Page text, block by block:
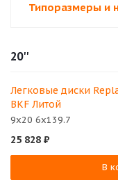
Типоразмеры и
20''
Легковые диски
BKF Литой
9x20 6x139.7
25 828 ₽
В